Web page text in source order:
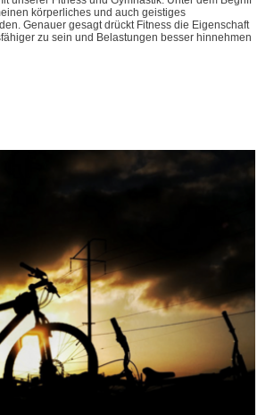
körperliches und auch geistiges
Genauer gesagt drückt Fitness die Eigenschaft
zu sein und Belastungen besser hinnehmen